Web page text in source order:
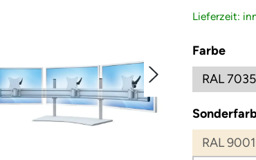
Lieferzeit:
Farbe
RAL
RAL